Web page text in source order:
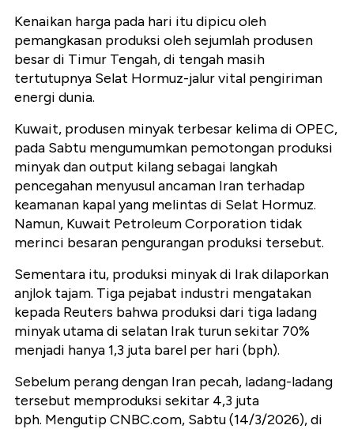
Kenaikan harga pada hari itu dipicu oleh
pemangkasan produksi oleh sejumlah produsen
besar di Timur Tengah, di tengah masih
tertutupnya Selat Hormuz-jalur vital pengiriman
energi dunia.
Kuwait, produsen minyak terbesar kelima di OPEC,
pada Sabtu mengumumkan pemotongan produksi
minyak dan output kilang sebagai langkah
pencegahan menyusul ancaman Iran terhadap
keamanan kapal yang melintas di Selat Hormuz.
Namun, Kuwait Petroleum Corporation tidak
merinci besaran pengurangan produksi tersebut.
Sementara itu, produksi minyak di Irak dilaporkan
anjlok tajam. Tiga pejabat industri mengatakan
kepada Reuters bahwa produksi dari tiga ladang
minyak utama di selatan Irak turun sekitar 70%
menjadi hanya 1,3 juta barel per hari (bph).
Sebelum perang dengan Iran pecah, ladang-ladang
tersebut memproduksi sekitar 4,3 juta
bph. Mengutip CNBC.com, Sabtu (14/3/2026), di